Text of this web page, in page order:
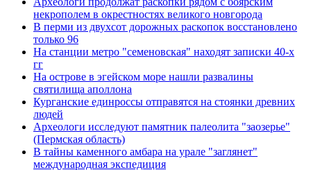
некрополем в окрестностях великого новгорода
В перми из двухсот дорожных раскопок восстановлено
только 96
На станции метро "семеновская" находят записки 40-х
гг
На острове в эгейском море нашли развалины
святилища аполлона
Курганские единроссы отправятся на стоянки древних
людей
Археологи исследуют памятник палеолита "заозерье"
(Пермская область)
В тайны каменного амбара на урале "заглянет"
международная экспедиция